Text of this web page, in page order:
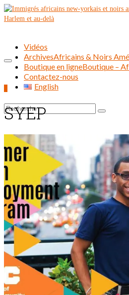
Rechercher :
Vidéos
ArchivesAfricains & Noirs
Boutique en ligneBoutique –
Contactez-nous
English
SYEP